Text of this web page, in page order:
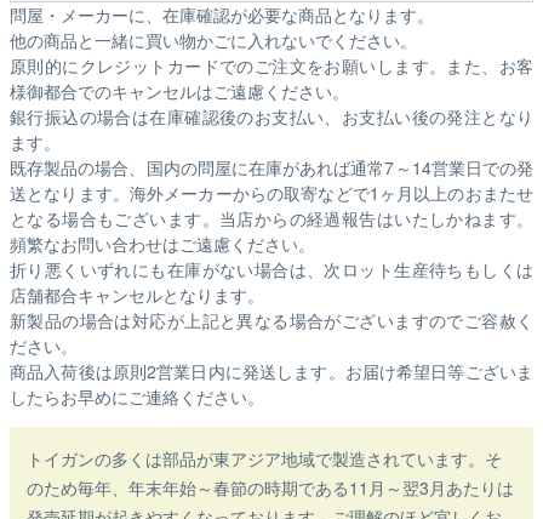
問屋・メーカーに、在庫確認が必要な商品となります。
他の商品と一緒に買い物かごに入れないでください。
原則的にクレジットカードでのご注文をお願いします。また、お客
様御都合でのキャンセルはご遠慮ください。
銀行振込の場合は在庫確認後のお支払い、お支払い後の発注となり
ます。
既存製品の場合、国内の問屋に在庫があれば通常7～14営業日での発
送となります。海外メーカーからの取寄などで1ヶ月以上のおまたせ
となる場合もございます。 当店からの経過報告はいたしかねます。
頻繁なお問い合わせはご遠慮ください。
折り悪くいずれにも在庫がない場合は、次ロット生産待ちもしくは
店舗都合キャンセルとなります。
新製品の場合は対応が上記と異なる場合がございますのでご容赦く
ださい。
商品入荷後は原則2営業日内に発送します。お届け希望日等ございま
したらお早めにご連絡ください。
トイガンの多くは部品が東アジア地域で製造されています。そ
のため毎年、年末年始～春節の時期である11月～翌3月あたりは